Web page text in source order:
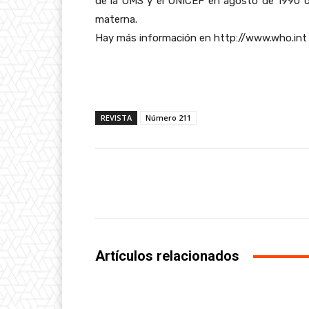
materna.
Hay más información en http://www.who.int
REVISTA Número 211
Artículos relacionados